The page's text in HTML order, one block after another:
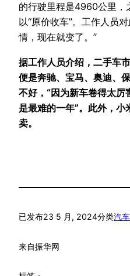
的行驶里程是4960公里，
以“原价收车”。工作人员
情，现在就变了。”
据工作人员介绍，二手车
便是奔驰、宝马、奥迪、
不好，“因为新车卷得太厉
是最难的一年”。此外，
卖。
已发布23 5 月, 2024分类汽车
来自振华网